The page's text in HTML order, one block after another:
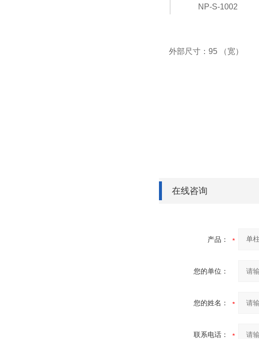
NP-S-1002
NP-S-1401
外部尺寸 ： 95 （宽）
在线咨询
产品：
您的单位：
您的姓名：
联系电话：